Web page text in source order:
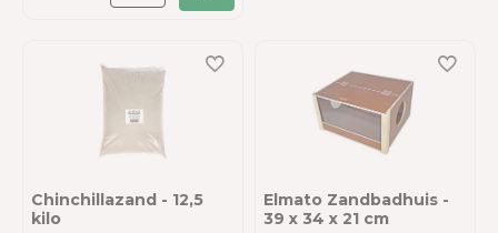
Chinchillazand - 12,5
kilo
Elmato Zandbadhuis -
39 x 34 x 21 cm